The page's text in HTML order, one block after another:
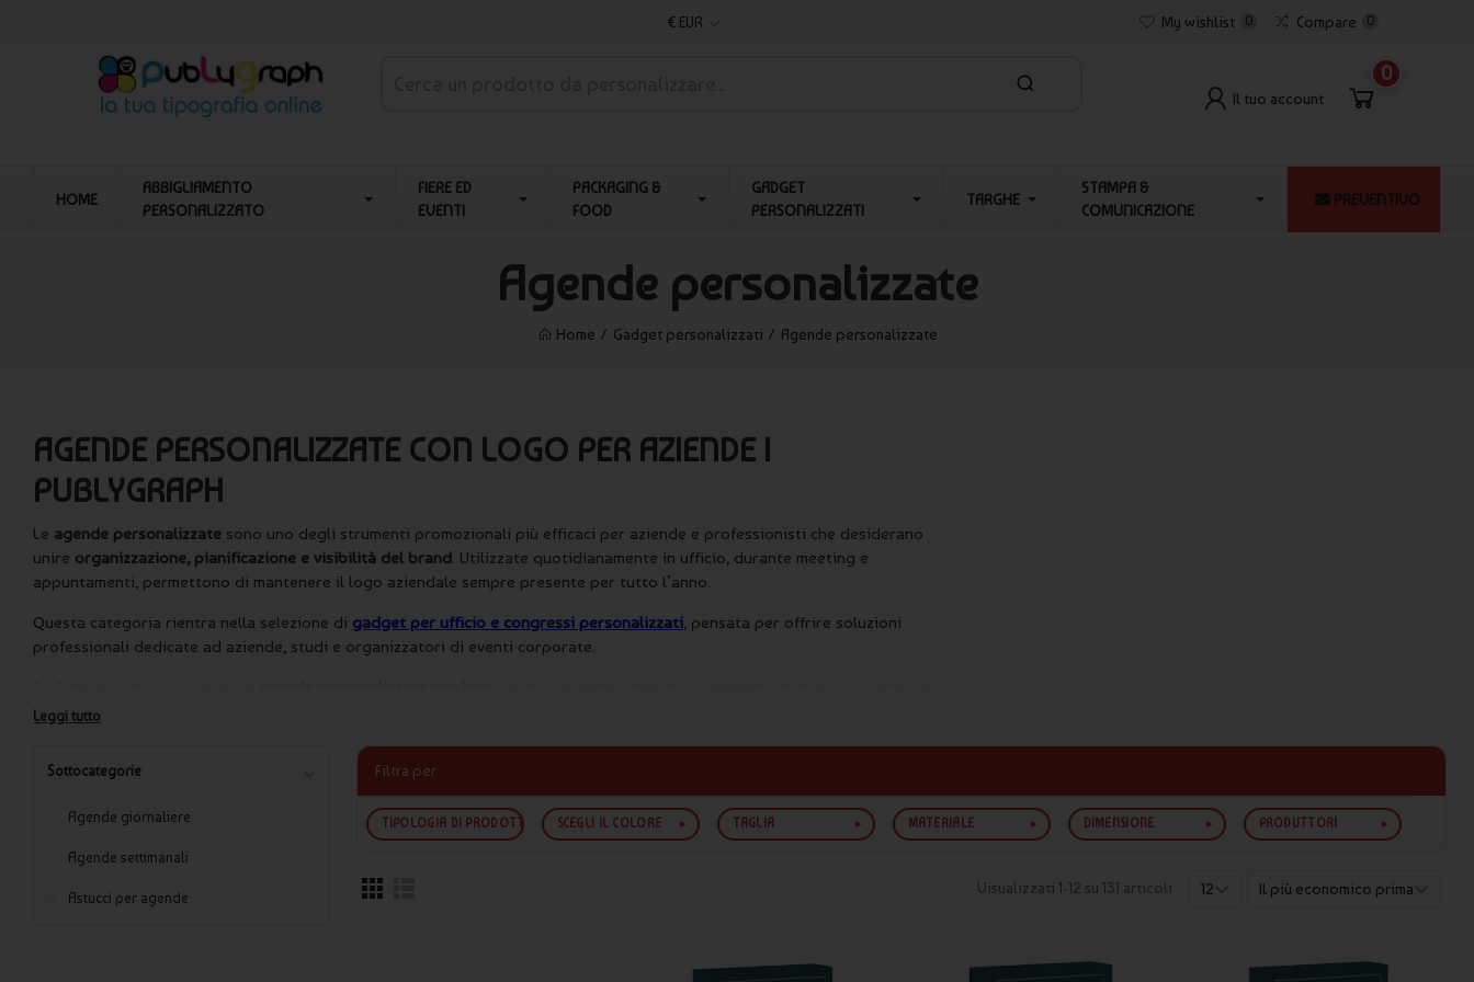
€ EUR My wishlist 0 Compare 0
Il tuo account
0
HOME
ABBIGLIAMENTO
PERSONALIZZATO
FIERE ED
EVENTI
PACKAGING &
FOOD
GADGET
PERSONALIZZATI
TARGHE
STAMPA &
COMUNICAZIONE
PREVENTIVO
Agende personalizzate
Home Gadget personalizzati Agende personalizzate
AGENDE PERSONALIZZATE CON LOGO PER AZIENDE |
PUBLYGRAPH
Le agende personalizzate sono uno degli strumenti promozionali più efficaci per aziende e professionisti che desiderano
unire organizzazione, pianificazione e visibilità del brand. Utilizzate quotidianamente in ufficio, durante meeting e
appuntamenti, permettono di mantenere il logo aziendale sempre presente per tutto l’anno.
Questa categoria rientra nella selezione di gadget per ufficio e congressi personalizzati, pensata per offrire soluzioni
professionali dedicate ad aziende, studi e organizzatori di eventi corporate.
struttura interna. Ogni progetto è curato nei dettagli e prevede sempre l’invio di una
Perché scegliere agende personalizzate come strumento aziendale
A differenza di molti gadget promozionali, le agende personalizzate hanno un utilizzo continuativoe accompagnano clienti e
collaboratori per mesi. Questo le rende uno strumento di comunicazione ad
Leggi tutto
Filtra per
TIPOLOGIA DI PRODOTTO SCEGLI IL COLORE TAGLIA MATERIALE DIMENSIONE PRODUTTORI
Visualizzati 1-12 su 131 articoli 12 Il più economico prima
Sottocategorie
Agende giornaliere
Agende settimanali
Astucci per agende